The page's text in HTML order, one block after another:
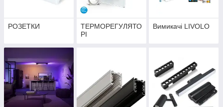
РОЗЕТКИ
ТЕРМОРЕГУЛЯТО
РІ
Вимикачі LIVOLO